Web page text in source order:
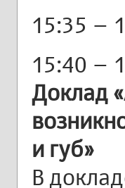
15:35 –
15:40 –
Доклад
и губ»
В